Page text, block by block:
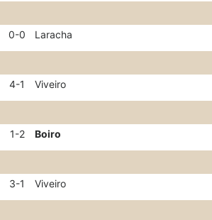
0-0 Laracha
4-1 Viveiro
1-2 Boiro
3-1 Viveiro